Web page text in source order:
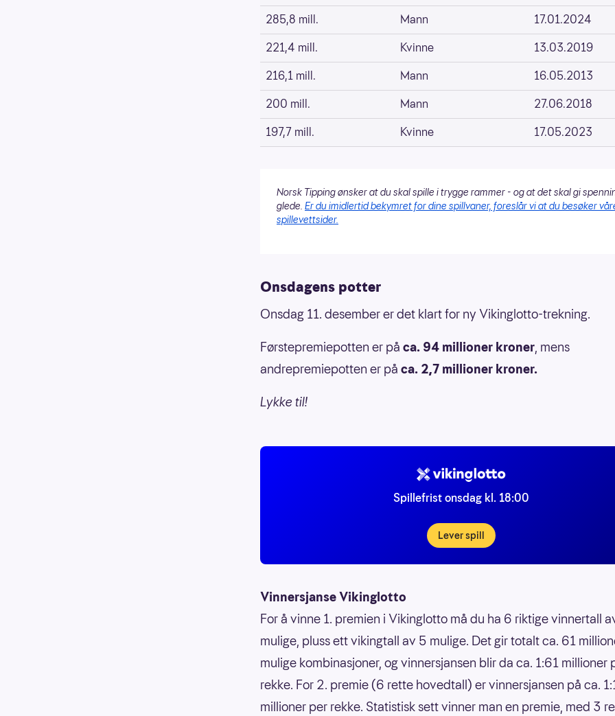
285,8 mill.
Mann
17.01.2024
221,4 mill.
Kvinne
13.03.2019
216,1 mill.
Mann
16.05.2013
200 mill.
Mann
27.06.2018
197,7 mill.
Kvinne 17.05.2023
Norsk Tipping ønsker at du skal spille i trygge rammer - og at det skal gi
glede. Er du imidlertid bekymret for dine spillvaner, foreslår vi at du besøker
spillevettsider.
Onsdagens potter
Onsdag 11. desember er det klart for ny Vikinglotto-trekning.
Førstepremiepotten er på ca. 94 millioner kroner, mens
andrepremiepotten er på ca. 2,7 millioner kroner.
Lykke til!
Spillefrist onsdag kl. 18:00
Lever spill
Vinnersjanse Vikinglotto
For å vinne 1. premien i Vikinglotto må du ha 6 riktige vinnertall
mulige, pluss ett vikingtall av 5 mulige. Det gir totalt ca. 61
mulige kombinasjoner, og vinnersjansen blir da ca. 1:61 millioner
rekke. For 2. premie (6 rette hovedtall) er vinnersjansen på ca.
millioner per rekke. Statistisk sett vinner man en premie, med 3